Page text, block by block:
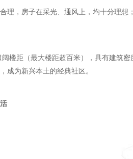
理，房子在采光、通风上，均十分理
楼距（最大楼距超百米），具有建筑
成为新兴本土的经典社区。